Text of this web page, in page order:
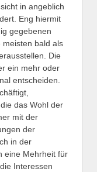
in angeblich
Eng hiermit
gegebenen
meisten bald als
Die
ein mehr oder
entscheiden.
das Wohl der
mit der
der
in der
eine Mehrheit für
Interessen